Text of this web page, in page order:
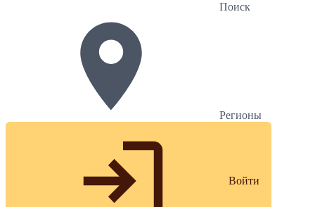
Поиск
Регионы
Войти